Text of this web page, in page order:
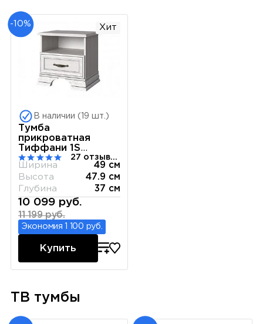
-10% Хит
В наличии (19 шт.)
Тумба
прикроватная
Тиффани 1S
вудлайн кремовый27 отзывов
Ширина
49 см
Высота
47.9 см
Глубина
37 см
10 099 руб.
11 199 руб.
Экономия 1 100 руб.
Купить
ТВ тумбы